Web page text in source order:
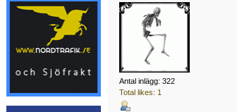
Antal inlägg: 322
Total likes: 1